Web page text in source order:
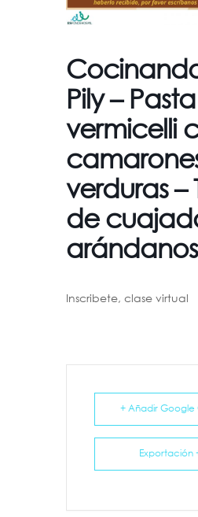
Pily – Pasta
vermicelli
verduras –
de
arándanos
Inscribete, clase virtual
+ Añadir Google
Exportación